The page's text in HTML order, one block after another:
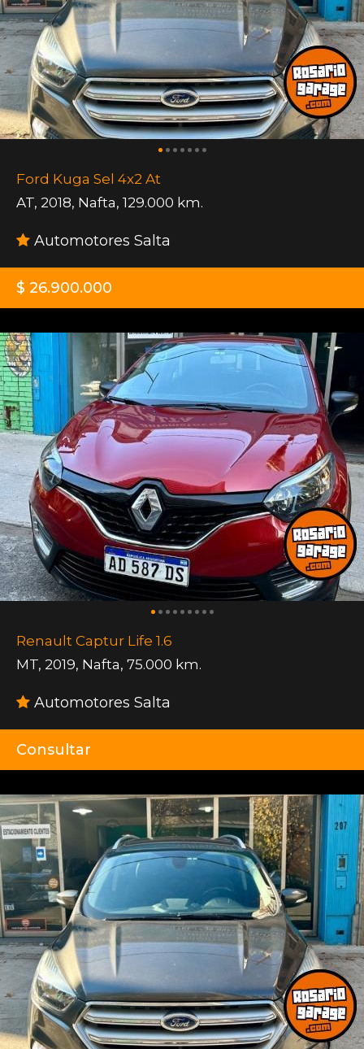
Ford Kuga Sel 4x2 At
AT, 2018, Nafta, 129.000 km.
Automotores Salta
$ 26.900.000
Renault Captur Life 1.6
MT, 2019, Nafta, 75.000 km.
Automotores Salta
Consultar